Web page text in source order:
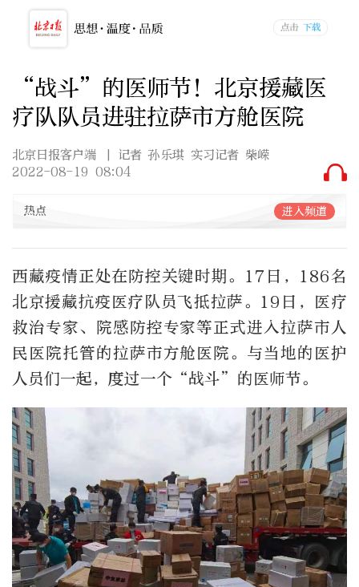
“战斗”的医师节！北京援藏医
疗队队员进驻拉萨市方舱医院
北京日报客户端
| 记者 孙乐琪 实习记者 柴嵘
2022-08-19 08:04
热点 进入频道
西藏疫情正处在防控关键时期。17日，186名
北京援藏抗疫医疗队员飞抵拉萨。19日，医疗
救治专家、院感防控专家等正式进入拉萨市人
民医院托管的拉萨市方舱医院。与当地的医护
人员们一起，度过一个“战斗”的医师节。